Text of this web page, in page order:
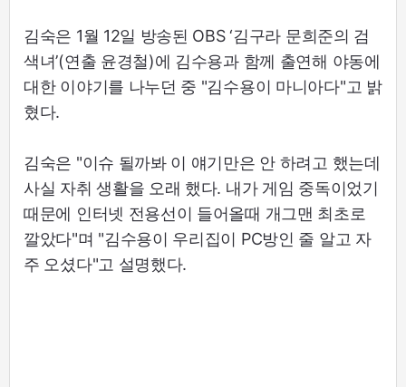
김숙은 1월 12일 방송된 OBS ‘김구라 문희준의 검
색녀’(연출 윤경철)에 김수용과 함께 출연해 야동에
대한 이야기를 나누던 중 "김수용이 마니아다"고 밝
혔다.
김숙은 "이슈 될까봐 이 얘기만은 안 하려고 했는데
사실 자취 생활을 오래 했다. 내가 게임 중독이었기
때문에 인터넷 전용선이 들어올때 개그맨 최초로
깔았다"며 "김수용이 우리집이 PC방인 줄 알고 자
주 오셨다"고 설명했다.